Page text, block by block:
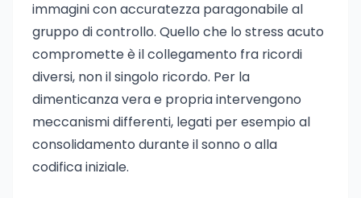
immagini con accuratezza paragonabile al
gruppo di controllo. Quello che lo stress acuto
compromette è il collegamento fra ricordi
diversi, non il singolo ricordo. Per la
dimenticanza vera e propria intervengono
meccanismi differenti, legati per esempio al
consolidamento durante il sonno o alla
codifica iniziale.